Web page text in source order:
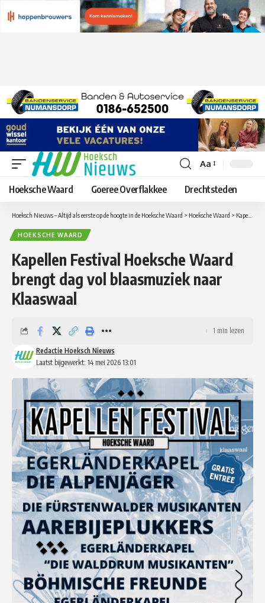
Lettergrootte
aanpassen
Aa
Hoeksche Waard Goeree Overflakkee Drechtsteden
Hoeksch Nieuws – Altijd als eerste op de hoogte in de Hoeksche Waard > Hoeksche Waard > Kapellen Festival Hoeksche Waard brengt dag vol blaasmuziek naar Klaaswaal
HOEKSCHE WAARD
Kapellen Festival Hoeksche Waard
brengt dag vol blaasmuziek naar
Klaaswaal
Laatst bijgewerkt: 14 mei 2026 13:01
Redactie Hoeksch Nieuws
1 min lezen